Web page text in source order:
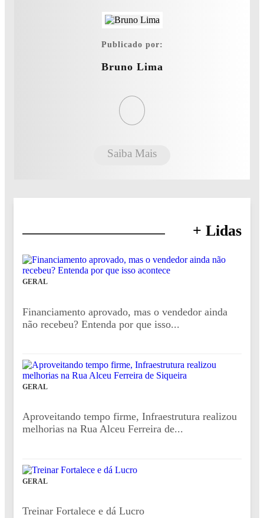
Publicado por:
Bruno Lima
Saiba Mais
+ Lidas
GERAL
Financiamento aprovado, mas o vendedor ainda
não recebeu? Entenda por que isso...
GERAL
Aproveitando tempo firme, Infraestrutura realizou
melhorias na Rua Alceu Ferreira de...
GERAL
Treinar Fortalece e dá Lucro